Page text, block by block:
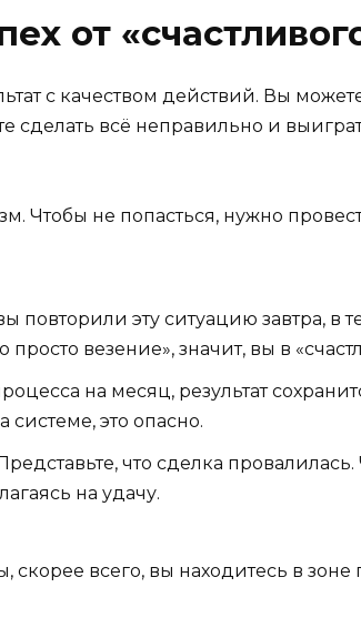
от
с качеством действий. Вы
всё неправильно и
Чтобы не попасться, нужно
повторили эту ситуацию завтра, в
просто везение», значит, вы в
на месяц, результат
это опасно.
что сделка
на удачу.
скорее всего, вы находитесь в